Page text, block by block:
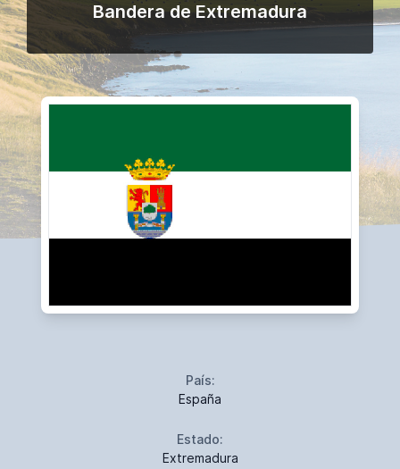
Bandera de Extremadura
País:
España
Estado:
Extremadura